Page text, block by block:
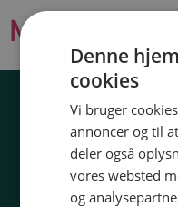
Morten
32 54 50 55
sus@sus-udd.dk
Vesterbrogade 6D,
CVR: 13 79 72 85
Denne
cookies
Vi bruger
annoncer og til
deler også
vores websted
og